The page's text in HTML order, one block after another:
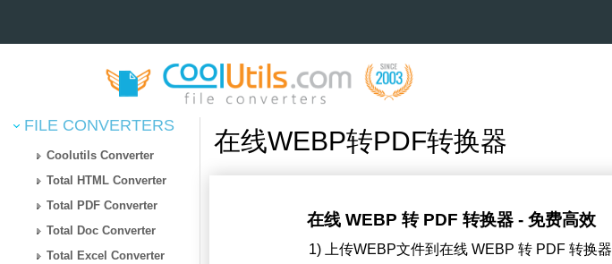
FILE CONVERTERS
Coolutils Converter
Total HTML Converter
Total PDF Converter
Total Doc Converter
Total Excel Converter
在线WEBP转PDF转换器
在线 WEBP 转 PDF 转换器 - 免费高效
1) 上传WEBP文件到在线 WEBP 转 PDF 转换器